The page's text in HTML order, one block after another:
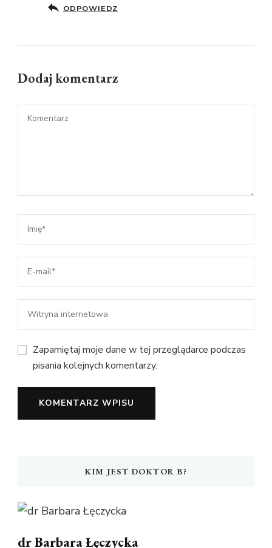
ODPOWIEDZ
Dodaj komentarz
Zapamiętaj moje dane w tej przeglądarce podczas
pisania kolejnych komentarzy.
KIM JEST DOKTOR B?
dr Barbara Łęczycka